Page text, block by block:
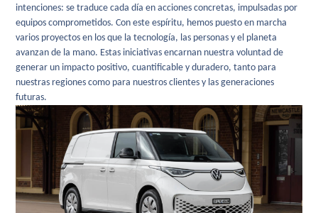
intenciones: se traduce cada día en acciones concretas, impulsadas por
equipos comprometidos. Con este espíritu, hemos puesto en marcha
varios proyectos en los que la tecnología, las personas y el planeta
avanzan de la mano. Estas iniciativas encarnan nuestra voluntad de
generar un impacto positivo, cuantificable y duradero, tanto para
nuestras regiones como para nuestros clientes y las generaciones
futuras.